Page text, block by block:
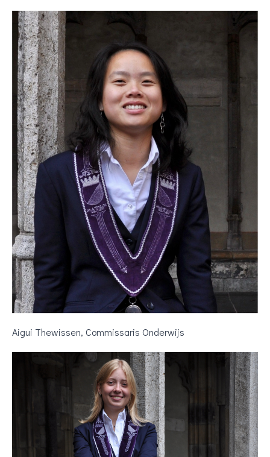
Aigui Thewissen, Commissaris Onderwijs